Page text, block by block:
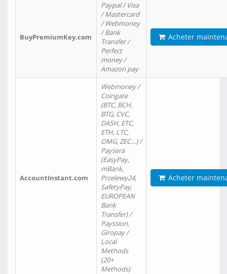
BuyPremiumKey.com
Paypal / Visa
/ Mastercard
/ Webmoney
/ Bank
Transfer /
Perfect
money /
Amazon pay
Acheter
AccountInstant.com
Webmoney /
Coingate
(BTC, BCH,
BTG, CVC,
DASH, ETC,
ETH, LTC,
OMG, ZEC…) /
Paysera
(EasyPay,
mBank,
Przelewy24,
SafetyPay,
EUROPEAN
Bank
Transfer) /
Payssion,
Giropay /
Local
Methods
(20+
Methods)
Acheter